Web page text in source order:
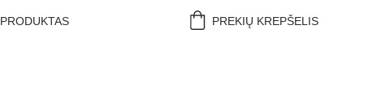
PREKIŲ KREPŠELIS